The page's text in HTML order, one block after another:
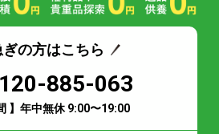
ぎの方はこちら
885-063
】年中無休 9:00〜19:00